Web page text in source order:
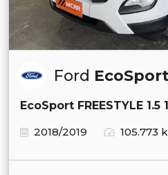
Ford EcoSport
EcoSport FREESTYLE 1.5
2018/2019
105.773